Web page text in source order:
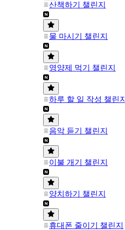
산책하기 챌린지
물 마시기 챌린지
영양제 먹기 챌린지
하루 할 일 작성 챌린지
음악 듣기 챌린지
이불 개기 챌린지
양치하기 챌린지
휴대폰 줄이기 챌린지